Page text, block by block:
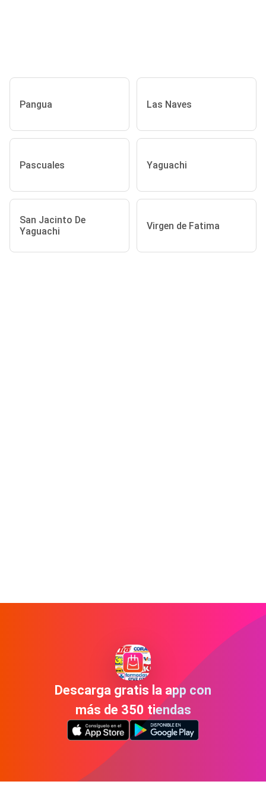
Pangua Las Naves
Pascuales Yaguachi
San Jacinto De
Yaguachi
Virgen de Fatima
Descarga gratis la app con
más de 350 tiendas